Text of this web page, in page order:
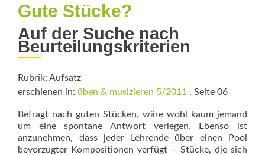
Gute Stücke?
Auf der Suche nach
Beurteilungskriterien
Rubrik: Aufsatz
erschienen in: üben & musizieren 5/2011 , Seite 06
Befragt nach guten Stücken, wäre wohl kaum jemand
um eine spontane Antwort verlegen. Ebenso ist
anzunehmen, dass jeder Lehrende über einen Pool
bevorzugter Kompositionen verfügt – Stücke, die sich